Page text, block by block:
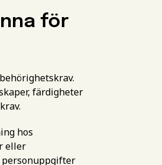
för
färdigheter
hos
eller
personuppgifter